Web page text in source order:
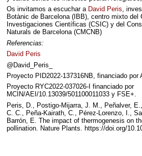
Os invitamos a escuchar a David Peris,
Botànic de Barcelona (IBB), centro mixto del
Investigaciones Científicas (CSIC) y del
Naturals de Barcelona (CMCNB)
Referencias:
David Peris
@David_Peris_
Proyecto PID2022-137316NB, financiado por
Proyecto RYC2022-037026-I financiado por
MCIN/AEI/10.13039/501100011033 y FSE+.
Peris, D., Postigo-Mijarra, J. M., Peñalver,
C. C., Peña-Kairath, C., Pérez-Lorenzo, I.,
Barrón, E. The impact of thermogenesis on
pollination. Nature Plants. https://doi.org/